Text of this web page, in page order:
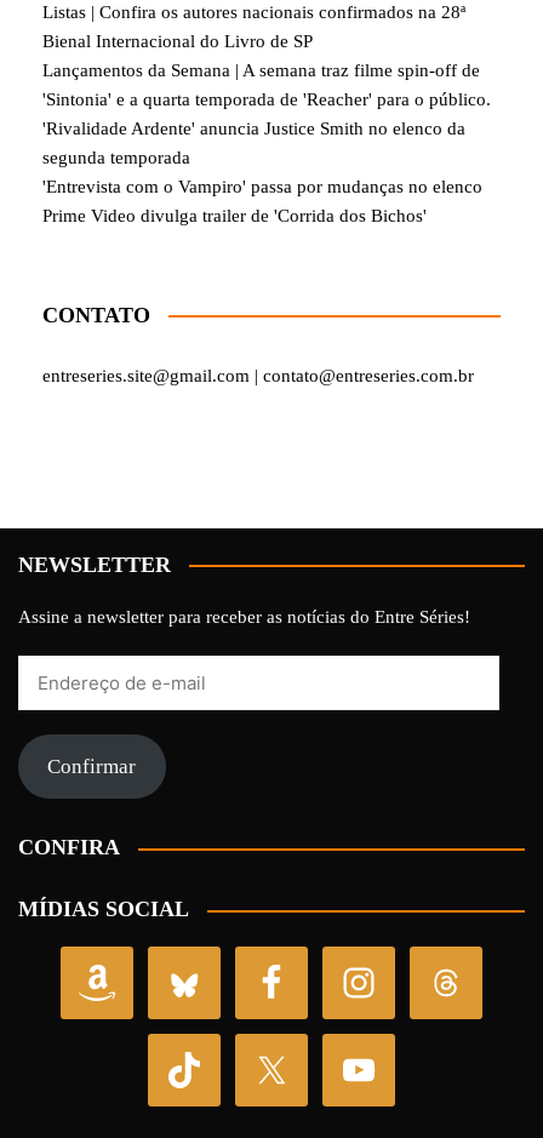
Listas | Confira os autores nacionais confirmados na 28ª
Bienal Internacional do Livro de SP
Lançamentos da Semana | A semana traz filme spin-off de
'Sintonia' e a quarta temporada de 'Reacher' para o público.
'Rivalidade Ardente' anuncia Justice Smith no elenco da
segunda temporada
'Entrevista com o Vampiro' passa por mudanças no elenco
Prime Video divulga trailer de 'Corrida dos Bichos'
CONTATO
entreseries.site@gmail.com | contato@entreseries.com.br
NEWSLETTER
Assine a newsletter para receber as notícias do Entre Séries!
mail Confirmar
CONFIRA
MÍDIAS SOCIAL